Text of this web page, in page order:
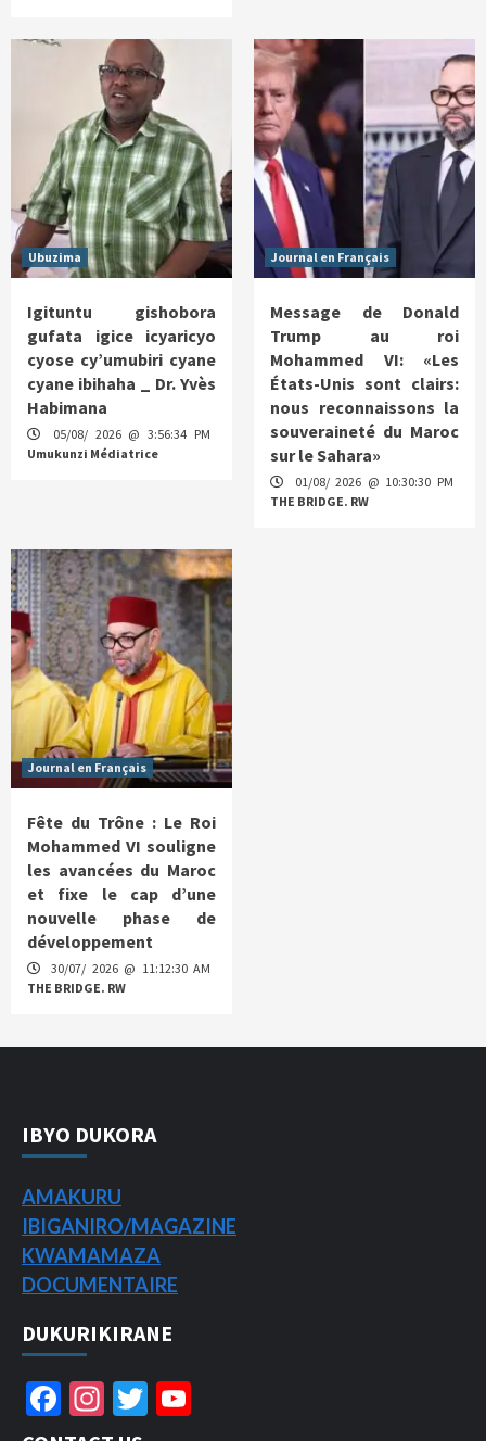
Ubuzima
Igituntu gishobora
gufata igice icyaricyo
cyose cy’umubiri cyane
cyane ibihaha _ Dr. Yvès
Habimana
05/08/ 2026 @ 3:56:34 PM
Umukunzi Médiatrice
Journal en Français
Message de Donald
Trump au roi
Mohammed VI: «Les
États-Unis sont clairs:
nous reconnaissons la
souveraineté du Maroc
sur le Sahara»
01/08/ 2026 @ 10:30:30 PM
THE BRIDGE. RW
Journal en Français
Fête du Trône : Le Roi
Mohammed VI souligne
les avancées du Maroc
et fixe le cap d’une
nouvelle phase de
développement
30/07/ 2026 @ 11:12:30 AM
THE BRIDGE. RW
IBYO DUKORA
AMAKURU
IBIGANIRO/MAGAZINE
KWAMAMAZA
DOCUMENTAIRE
DUKURIKIRANE
Facebook
Instagram
Twitter